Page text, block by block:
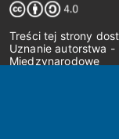
Treści tej strony
Uznanie autorstwa
Międzynarodowe